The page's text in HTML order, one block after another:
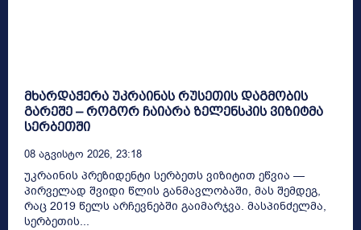
მხარდაჭერა უკრაინას რუსეთის დაგმობის
გარეშე – როგორ ჩაიარა ზელენსკის ვიზიტმა
სერბეთში
08 Აგვისტო 2026, 23:18
უკრაინის პრეზიდენტი სერბეთს ვიზიტით ეწვია —
პირველად შვიდი წლის განმავლობაში, მას შემდეგ,
რაც 2019 წელს არჩევნებში გაიმარჯვა. მასპინძელმა,
სერბეთის...